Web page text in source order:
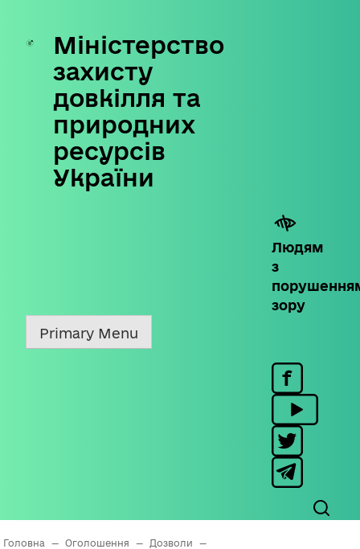
Skip
content
Міністерство
захисту
довкілля та
природних
ресурсів
України
Людям
з
зору
Primary Menu
Головна — Оголошення — Дозволи
—